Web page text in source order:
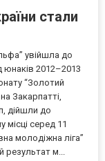
стали
увійшла до
юнаків 2012–2013
“Золотий
Закарпатті,
дійшли до
місці серед 11
молодіжна ліга”
результат м...